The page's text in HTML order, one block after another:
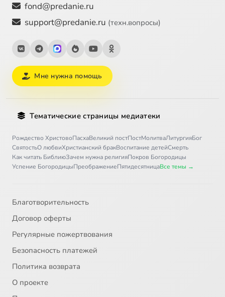
fond@predanie.ru
support@predanie.ru (техн.вопросы)
Мне нужна помощь
Тематические страницы медиатеки
Рождество ХристовоПасхаВеликий постПостМолитваЛитургияБог
СвятостьО любвиХристианский бракВоспитание детейСмерть
Как читать БиблиюЗачем нужна религияПокров Богородицы
Успение БогородицыПреображениеПятидесятницаВсе темы →
Благотворительность
Договор оферты
Регулярные пожертвования
Безопасность платежей
Политика возврата
О проекте